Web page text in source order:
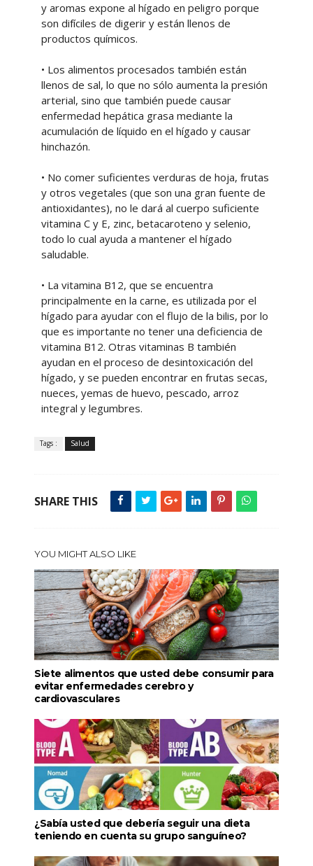
y aromas expone al hígado en peligro porque
son difíciles de digerir y están llenos de
productos químicos.
• Los alimentos procesados también están
llenos de sal, lo que no sólo aumenta la presión
arterial, sino que también puede causar
enfermedad hepática grasa mediante la
acumulación de líquido en el hígado y causar
hinchazón.
• No comer suficientes verduras de hoja, frutas
y otros vegetales (que son una gran fuente de
antioxidantes), no le dará al cuerpo suficiente
vitamina C y E, zinc, betacaroteno y selenio,
todo lo cual ayuda a mantener el hígado
saludable.
• La vitamina B12, que se encuentra
principalmente en la carne, es utilizada por el
hígado para ayudar con el flujo de la bilis, por lo
que es importante no tener una deficiencia de
vitamina B12. Otras vitaminas B también
ayudan en el proceso de desintoxicación del
hígado, y se pueden encontrar en frutas secas,
nueces, yemas de huevo, pescado, arroz
integral y legumbres.
Tags : Salud
SHARE THIS
YOU MIGHT ALSO LIKE
Siete alimentos que usted debe consumir para
evitar enfermedades cerebro y
cardiovasculares
¿Sabía usted que debería seguir una dieta
teniendo en cuenta su grupo sanguíneo?